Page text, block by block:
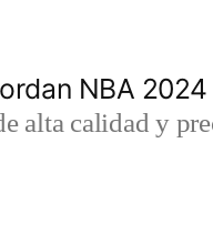
NBA
alta calidad y